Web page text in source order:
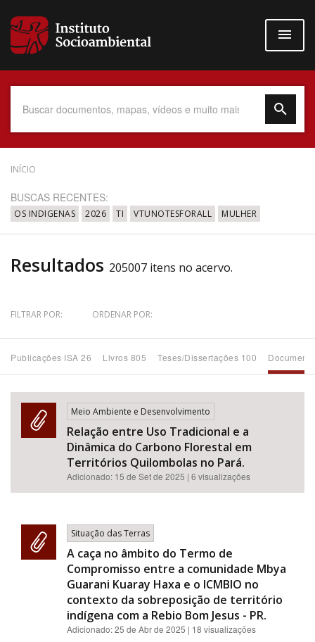
para
conteúdo
Data do Documento
Até
Povo Indígena
Subtema
Área de Levantamento
Área Protegida
INÍCIO
BUSCAS RECENTES:
OS INDIGENAS 2026 TI VTUNOTESFORALL MULHER
Resultados 205007 itens no acervo.
FILTRAR POR: ORDENAR POR:
Publicações ISA 26 Livros 805 Teses/Dissertações 100
Meio Ambiente e Desenvolvimento
Relação entre Uso Tradicional e a
Dinâmica do Carbono Florestal em
Territórios Quilombolas no Pará.
Adicionado: 15 de Set de 2025 | 6 visualizações
Situação das Terras
A caça no âmbito do Termo de
Compromisso entre a comunidade Mbya
Guarani Kuaray Haxa e o ICMBIO no
contexto da sobreposição de território
indígena com a Rebio Bom Jesus - PR.
Adicionado:25 de Abr de 2025 | 18 visualizações